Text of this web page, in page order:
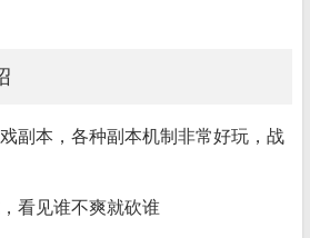
副本，各种副本机制非常好玩，战
看见谁不爽就砍谁